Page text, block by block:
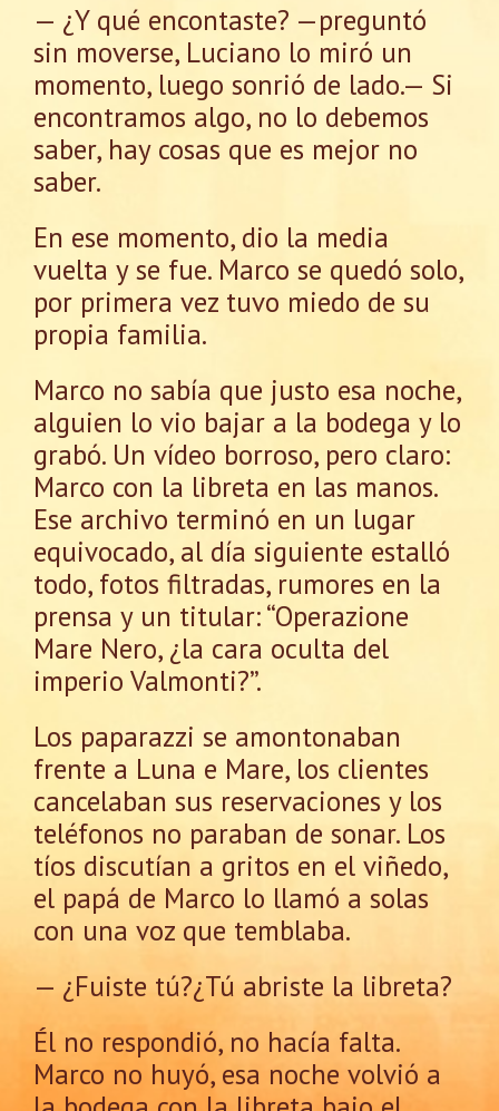
— ¿Y qué encontaste? —preguntó
sin moverse, Luciano lo miró un
momento, luego sonrió de lado.— Si
encontramos algo, no lo debemos
saber, hay cosas que es mejor no
saber.
En ese momento, dio la media
vuelta y se fue. Marco se quedó solo,
por primera vez tuvo miedo de su
propia familia.
Marco no sabía que justo esa noche,
alguien lo vio bajar a la bodega y lo
grabó. Un vídeo borroso, pero claro:
Marco con la libreta en las manos.
Ese archivo terminó en un lugar
equivocado, al día siguiente estalló
todo, fotos filtradas, rumores en la
prensa y un titular: “Operazione
Mare Nero, ¿la cara oculta del
imperio Valmonti?”.
Los paparazzi se amontonaban
frente a Luna e Mare, los clientes
cancelaban sus reservaciones y los
teléfonos no paraban de sonar. Los
tíos discutían a gritos en el viñedo,
el papá de Marco lo llamó a solas
con una voz que temblaba.
— ¿Fuiste tú?¿Tú abriste la libreta?
Él no respondió, no hacía falta.
Marco no huyó, esa noche volvió a